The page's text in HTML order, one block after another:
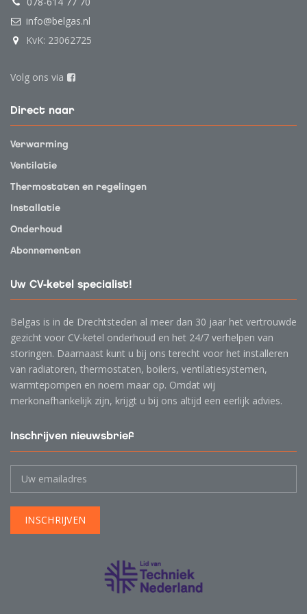
info@belgas.nl
KvK: 23062725
Volg ons via
Direct naar
Verwarming
Ventilatie
Thermostaten en regelingen
Installatie
Onderhoud
Abonnementen
Uw CV-ketel specialist!
Belgas is in de Drechtsteden al meer dan 30 jaar het vertrouwde
gezicht voor CV-ketel onderhoud en het 24/7 verhelpen van
storingen. Daarnaast kunt u bij ons terecht voor het installeren
van radiatoren, thermostaten, boilers, ventilatiesystemen,
warmtepompen en noem maar op. Omdat wij
merkonafhankelijk zijn, krijgt u bij ons altijd een eerlijk advies.
Inschrijven nieuwsbrief